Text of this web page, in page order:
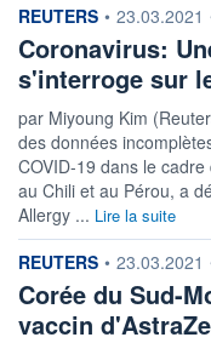
information fournie par
REUTERS • 23.03.2021
Coronavirus:
s'interroge sur
par Miyoung Kim
des données
COVID-19 dans le
au Chili et au Pérou, a
Allergy ... Lire la suite
information fournie par
REUTERS • 23.03.2021
Corée du Sud-
vaccin